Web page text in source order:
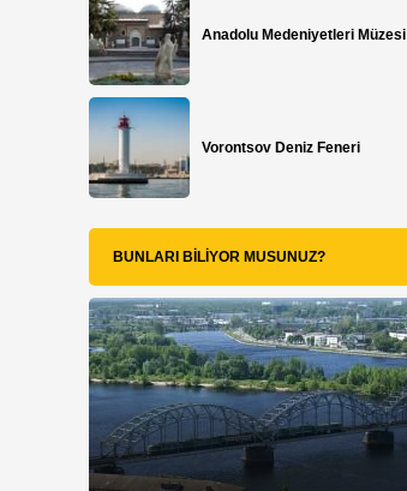
Anadolu Medeniyetleri Müzesi
Vorontsov Deniz Feneri
BUNLARI BILIYOR MUSUNUZ?